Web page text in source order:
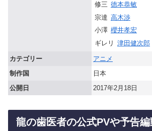
修三 徳本恭敏
宗達 高木渉
小澤 櫻井孝宏
ギレリ 津田健次郎
カテゴリー
アニメ
制作国
日本
公開日
2017年2月18日
龍の歯医者の公式PVや予告